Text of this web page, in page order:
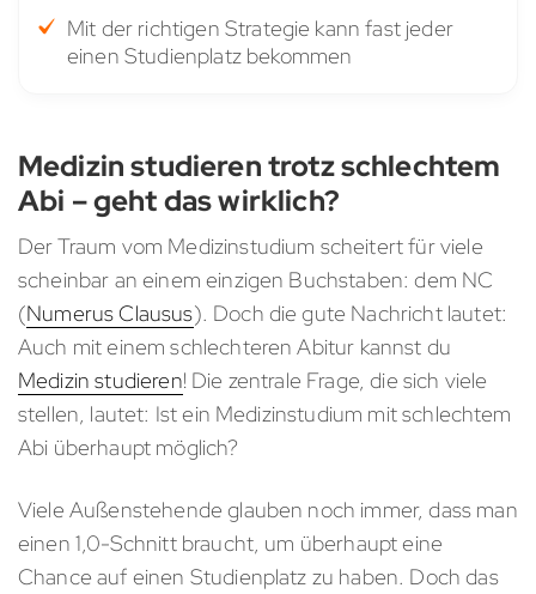
Mit der richtigen Strategie kann fast jeder
einen Studienplatz bekommen
Medizin studieren trotz schlechtem
Abi – geht das wirklich?
Der Traum vom Medizinstudium scheitert für viele
scheinbar an einem einzigen Buchstaben: dem NC
(Numerus Clausus). Doch die gute Nachricht lautet:
Auch mit einem schlechteren Abitur kannst du
Medizin studieren! Die zentrale Frage, die sich viele
stellen, lautet: Ist ein Medizinstudium mit schlechtem
Abi überhaupt möglich?
Viele Außenstehende glauben noch immer, dass man
einen 1,0-Schnitt braucht, um überhaupt eine
Chance auf einen Studienplatz zu haben. Doch das